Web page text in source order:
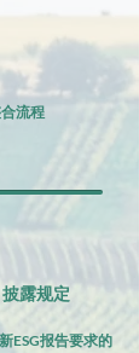
流程
露规定
ESG报告要求的